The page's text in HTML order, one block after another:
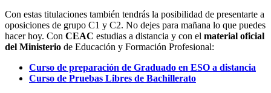
Con estas titulaciones también tendrás la posibilidad de presentarte a
oposiciones de grupo C1 y C2. No dejes para mañana lo que puedes
hacer hoy. Con CEAC estudias a distancia y con el material oficial
del Ministerio de Educación y Formación Profesional:
Curso de preparación de Graduado en ESO a distancia
Curso de Pruebas Libres de Bachillerato